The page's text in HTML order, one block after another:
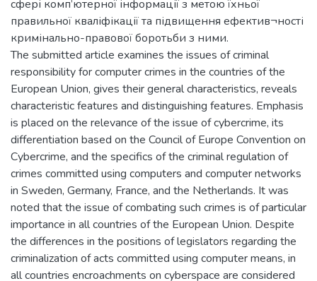
сфері комп’ютерної інформації з метою їхньої
правильної кваліфікації та підвищення ефектив¬ності
кримінально-правової боротьби з ними.
The submitted article examines the issues of criminal
responsibility for computer crimes in the countries of the
European Union, gives their general characteristics, reveals
characteristic features and distinguishing features. Emphasis
is placed on the relevance of the issue of cybercrime, its
differentiation based on the Council of Europe Convention on
Cybercrime, and the specifics of the criminal regulation of
crimes committed using computers and computer networks
in Sweden, Germany, France, and the Netherlands. It was
noted that the issue of combating such crimes is of particular
importance in all countries of the European Union. Despite
the differences in the positions of legislators regarding the
criminalization of acts committed using computer means, in
all countries encroachments on cyberspace are considered